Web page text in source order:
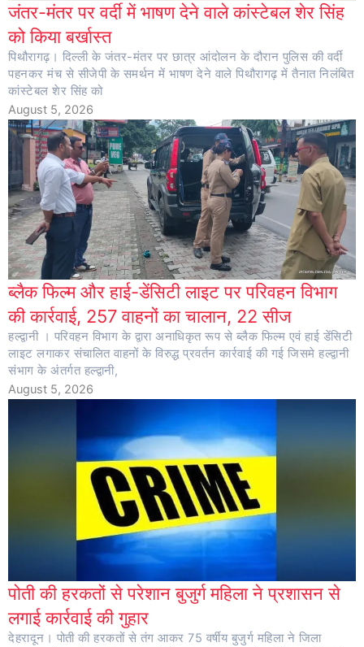
जंतर-मंतर पर वर्दी में भाषण देने वाले कांस्टेबल शेर सिंह
को किया बर्खास्त
पिथौरागढ़। दिल्ली के जंतर-मंतर पर छात्र आंदोलन के दौरान पुलिस की वर्दी
पहनकर मंच से सीजेपी के समर्थन में भाषण देने वाले पिथौरागढ़ में तैनात निलंबित
कांस्टेबल शेर सिंह को
August 5, 2026
ब्लैक फिल्म और हाई-डेंसिटी लाइट पर परिवहन विभाग
की कार्रवाई, 257 वाहनों का चालान, 22 सीज
हल्द्वानी । परिवहन विभाग के द्वारा अनाधिकृत रूप से ब्लैक फिल्म एवं हाई डेंसिटी
लाइट लगाकर संचालित वाहनों के विरुद्ध प्रवर्तन कार्रवाई की गई जिसमे हल्द्वानी
संभाग के अंतर्गत हल्द्वानी,
August 5, 2026
पोती की हरकतों से परेशान बुजुर्ग महिला ने प्रशासन से
लगाई कार्रवाई की गुहार
देहरादून। पोती की हरकतों से तंग आकर 75 वर्षीय बुजुर्ग महिला ने जिला